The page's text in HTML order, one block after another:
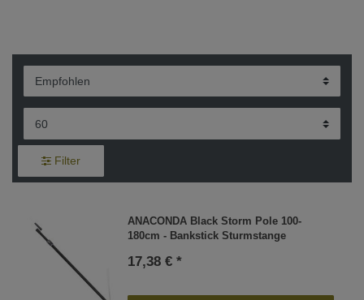
Filter
ANACONDA Black Storm Pole 100-
180cm - Bankstick Sturmstange
17,38 € *